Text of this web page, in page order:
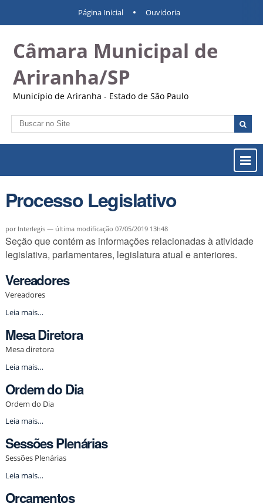
Página Inicial Ouvidoria
Câmara Municipal de
Ariranha/SP
Município de Ariranha - Estado de São Paulo
Busca
ou
Processo Legislativo
por Interlegis — última modificação 07/05/2019 13h48
Seção que contém as informações relacionadas à atividade
legislativa, parlamentares, legislatura atual e anteriores.
Vereadores
Vereadores
Vereadores
Leia mais…
Mesa Diretora
Mesa diretora
Mesa
-
Leia mais…
Ordem do Dia
Ordem do Dia
Ordem
Dia
-
Leia mais…
Sessões Plenárias
Sessões Plenárias
Sessões
-
Leia mais…
Orçamentos